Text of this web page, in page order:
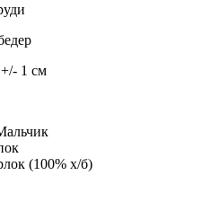
1 см
(100% х/б)